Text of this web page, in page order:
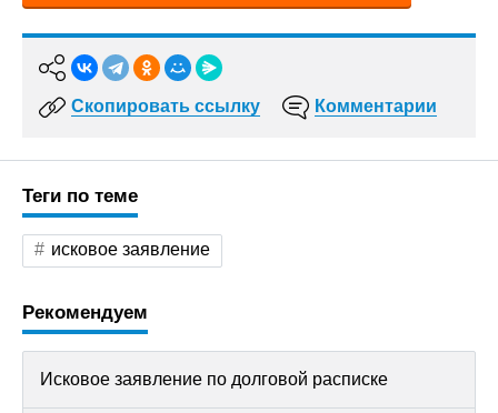
Скопировать ссылку Комментарии
Теги по теме
исковое заявление
Рекомендуем
Исковое заявление по долговой расписке